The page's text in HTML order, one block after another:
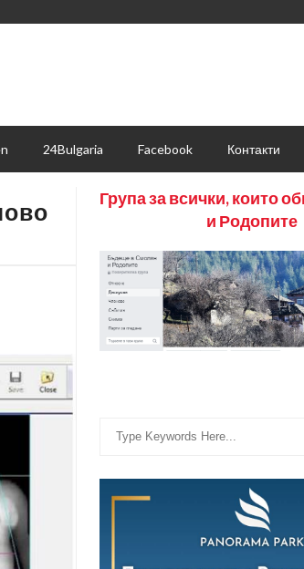
24Bulgaria Facebook Контакти
Група за всички, които
и Родопите